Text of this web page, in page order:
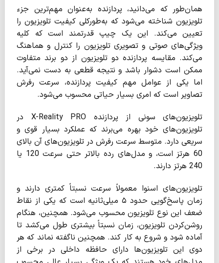
همان‌طور که می‌دانید، پردازنده به‌عنوان مهم‌ترین جزء
تلویزیون شناخته می‌شود که به‌طورکلی کیفیت تلویزیون را
تعیین می‌کند. این یک چیپ قدرتمند است که کلیه
ویژگی‌های صوتی و تصویری تلویزیون را کنترل و هماهنگ
می‌کند. مقایسه پردازنده دو تلویزیون از دو برند متفاوت
ممکن است دشوار باشد و نتیجه قطعی به دست نمی‌آید.
اما یکی از عوامل مهم کیفیت پردازنده، سرعت رفرش
تصاویر است که امری بسیار حیاتی محسوب می‌شود.
تلویزیون‌های سونی از پردازنده X-Reality PRO در
تلویزیون‌های خود بهره می‌برند که عملکرد بسیار قوی و
سریعی دارد. متوسط سرعت رفرش در تلویزیون‌های آن بالای
60 هرتز است، و مدل‌های رده بالاتر حتی سرعت 120 یا
240 هرتز دارند.
تلویزیون‌های اسنوا معمولاً سرعت نسبتاً کمتری دارند و
زمان پاسخ‌گویی حدود ۵ میلی‌ثانیه است که یکی از نقاط
ضعف این نوع تلویزیون محسوب می‌شود. همچنین، هنگام
روشن‌کردن تلویزیون، زمان نسبتاً بیشتری طول می‌کشد تا
آماده شود و شروع به کار کند. همچنین ناگفته نماند که هر
دوی این تلویزیون‌ها دارای حافظه داخلی در برخی از